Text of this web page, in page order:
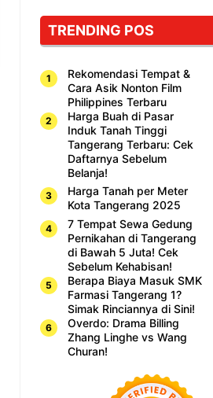
Cuma
Sushi!
TRENDING POS
Rekomendasi Tempat &
Cara Asik Nonton Film
Philippines Terbaru
Harga Buah di Pasar
Induk Tanah Tinggi
Tangerang Terbaru: Cek
Daftarnya Sebelum
Belanja!
Harga Tanah per Meter
Kota Tangerang 2025
7 Tempat Sewa Gedung
Pernikahan di Tangerang
di Bawah 5 Juta! Cek
Sebelum Kehabisan!
Berapa Biaya Masuk SMK
Farmasi Tangerang 1?
Simak Rinciannya di Sini!
Overdo: Drama Billing
Zhang Linghe vs Wang
Churan!